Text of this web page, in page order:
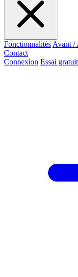
Fonctionnalités Avant /
Contact
Connexion Essai gratuit